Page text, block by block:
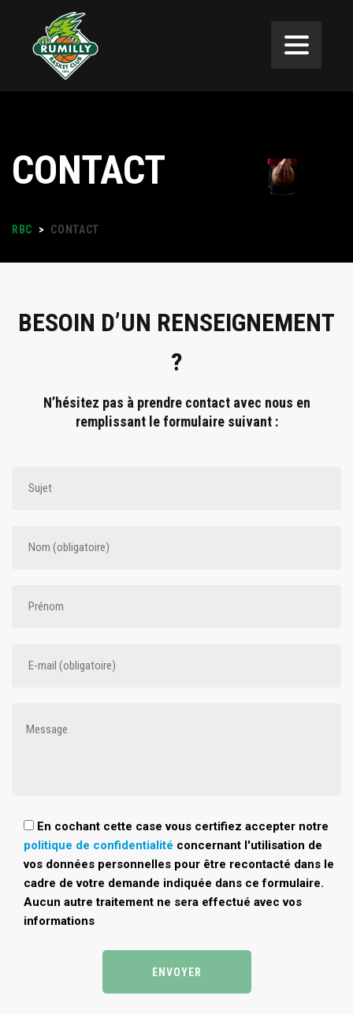
CONTACT
RBC > CONTACT
BESOIN D’UN RENSEIGNEMENT
?
N’hésitez pas à prendre contact avec nous en
remplissant le formulaire suivant :
En cochant cette case vous certifiez accepter notre
politique de confidentialité concernant l'utilisation de
vos données personnelles pour être recontacté dans le
cadre de votre demande indiquée dans ce formulaire.
Aucun autre traitement ne sera effectué avec vos
informations